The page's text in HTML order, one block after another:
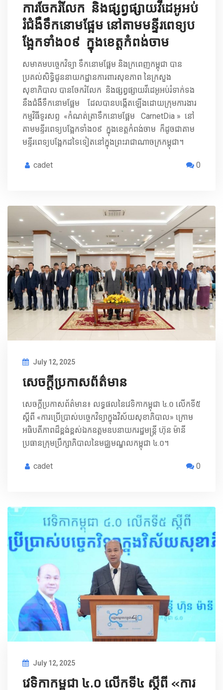
ការចែករំលែក ​និងផ្សព្វផ្សាយវីដេអូអប់
រំ​ជំងឺទឹកនោមផ្អែម នៅតាមមន្ទីរពេទ្យប
ង្អែកទាំង០៩ ក្នុងខេត្តកំពង់ចាម
សមាគមបច្ចេកវិទ្យា​ ទឹកនោមផ្អែម និងក្រពេញកម្ពុជា បាន
ប្រគល់សិទ្ធិជូននាយកដ្ឋានការពារសុខភាព នៃក្រសួង
សុខាភិបាល បានចែករំលែក ​និងផ្សព្វផ្សាយវីដេអូអប់រំ​ទាក់ទង
នឹងជំងឺទឹកនោមផ្អែម ​​ ដែលបានបង្កើតឡើងដោយក្រុមការងារ
កម្មវិធីទូរសព្ទ «កំណត់ត្រាទឹកនោមផ្អែម CarnetDia » នៅ
តាមមន្ទីរពេទ្យបង្អែកទាំង០៩ ក្នុងខេត្តកំពង់ចាម​​​ ​ ក៏ដូចជាតាម
មន្ទីរពេទ្យបង្អែកដទៃទៀតនៅក្នុងព្រះរាជាណាចក្រកម្ពុជា។
cadet 0
July 12, 2025
សេចក្ដីប្រកាសព័ត៌មាន
សេចក្ដីប្រកាសព័ត៌មាន៖ លទ្ធផលនៃវេទិកាកម្ពុជា ៤.០ លើកទី៥
ស្តីពី «ការប្រើប្រាស់បច្ចេកវិទ្យាក្នុងវិស័យសុខាភិបាល» ក្រោម
អធិបតីភាពដ៏ខ្ពង់ខ្ពស់ឯកឧត្តមឧបនាយករដ្ឋមន្ត្រី ហ៊ុន ម៉ានី
ប្រធានក្រុមប្រឹក្សាភិបាលនៃមជ្ឈមណ្ឌលកម្ពុជា ៤.០។
cadet 0
July 12, 2025
វេទិកាកម្ពុជា ៤.០ លើកទី៤ ស្ដីពី «ការ